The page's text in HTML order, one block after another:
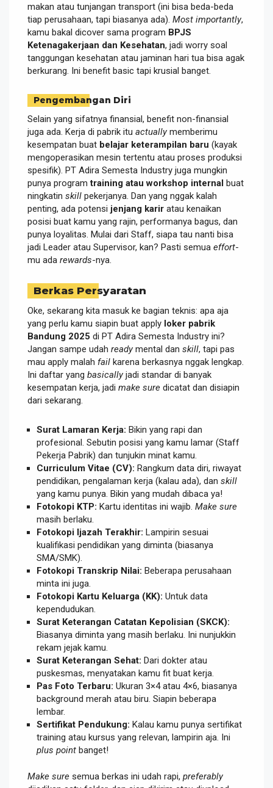
makan atau tunjangan transport (ini bisa beda-beda
tiap perusahaan, tapi biasanya ada). Most importantly,
kamu bakal dicover sama program BPJS
Ketenagakerjaan dan Kesehatan, jadi worry soal
tanggungan kesehatan atau jaminan hari tua bisa agak
berkurang. Ini benefit basic tapi krusial banget.
Pengembangan Diri
Selain yang sifatnya finansial, benefit non-finansial
juga ada. Kerja di pabrik itu actuallymemberimu
kesempatan buat belajar keterampilan baru (kayak
mengoperasikan mesin tertentu atau proses produksi
spesifik). PT Adira Semesta Industry juga mungkin
punya programtraining atau workshop internal buat
ningkatin skill pekerjanya. Dan yang nggak kalah
penting, ada potensi jenjang karir atau kenaikan
posisi buat kamu yang rajin, performanya bagus, dan
punya loyalitas. Mulai dari Staff, siapa tau nanti bisa
jadi Leader atau Supervisor, kan? Pasti semua effort-
mu ada rewards-nya.
Berkas Persyaratan
Oke, sekarang kita masuk ke bagian teknis: apa aja
yang perlu kamu siapin buat apply loker pabrik
Bandung 2025 di PT Adira Semesta Industry ini?
Jangan sampe udah readymental dan skill, tapi pas
mau apply malah fail karena berkasnya nggak lengkap.
Ini daftar yang basicallyjadi standar di banyak
kesempatan kerja, jadi make sure dicatat dan disiapin
dari sekarang.
Surat Lamaran Kerja: Bikin yang rapi dan
profesional. Sebutin posisi yang kamu lamar (Staff
Pekerja Pabrik) dan tunjukin minat kamu.
Curriculum Vitae (CV): Rangkum data diri, riwayat
pendidikan, pengalaman kerja (kalau ada), dan skill
yang kamu punya. Bikin yang mudah dibaca ya!
Fotokopi KTP: Kartu identitas ini wajib. Make sure
masih berlaku.
Fotokopi Ijazah Terakhir: Lampirin sesuai
kualifikasi pendidikan yang diminta (biasanya
SMA/SMK).
Fotokopi Transkrip Nilai: Beberapa perusahaan
minta ini juga.
Fotokopi Kartu Keluarga (KK): Untuk data
kependudukan.
Surat Keterangan Catatan Kepolisian (SKCK):
Biasanya diminta yang masih berlaku. Ini nunjukkin
rekam jejak kamu.
Surat Keterangan Sehat: Dari dokter atau
puskesmas, menyatakan kamu fit buat kerja.
Pas Foto Terbaru: Ukuran 3×4 atau 4×6, biasanya
background merah atau biru. Siapin beberapa
lembar.
Sertifikat Pendukung: Kalau kamu punya sertifikat
training atau kursus yang relevan, lampirin aja. Ini
plus point banget!
Make sure semua berkas ini udah rapi, preferably